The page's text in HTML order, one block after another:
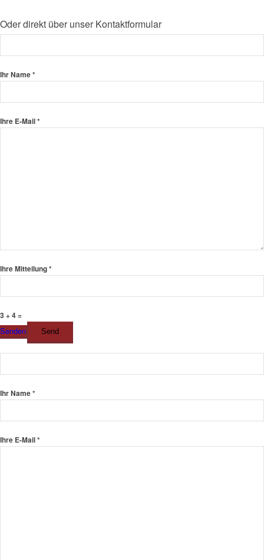
Oder direkt über unser Kontaktformular
Ihr Name *
Ihre E-Mail *
Ihre Mitteilung *
3 + 4 =
Senden
Ihr Name *
Ihre E-Mail *